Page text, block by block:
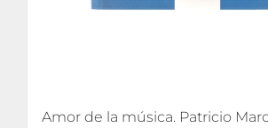
Amor de la música. Patricio